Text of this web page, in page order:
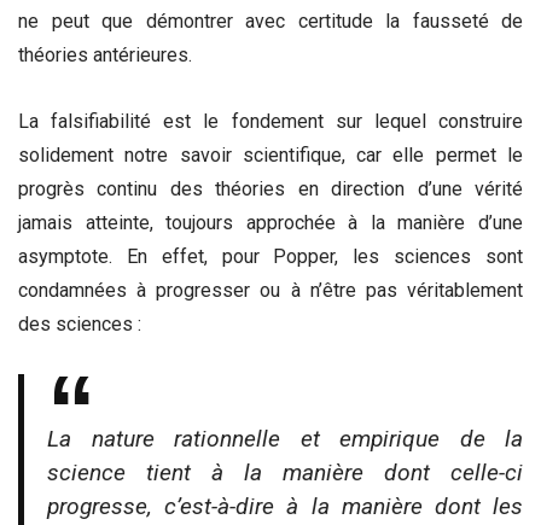
ne peut que démontrer avec certitude la fausseté de
théories antérieures.
La falsifiabilité est le fondement sur lequel construire
solidement notre savoir scientifique, car elle permet le
progrès continu des théories en direction d’une vérité
jamais atteinte, toujours approchée à la manière d’une
asymptote. En effet, pour Popper, les sciences sont
condamnées à progresser ou à n’être pas véritablement
des sciences :
La nature rationnelle et empirique de la
science tient à la manière dont celle-ci
progresse, c’est-à-dire à la manière dont les